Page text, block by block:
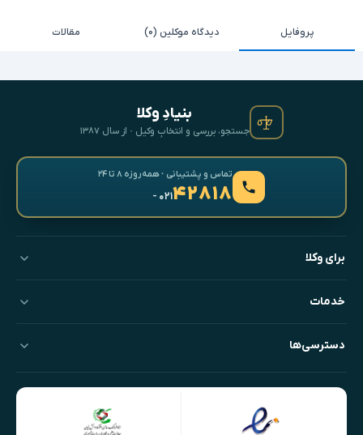
پروفایل دیدگاه موکلین (۰) مقالات
بنیادِ وکلا
جستجو، بررسی و انتخابِ وکیل · از سال ۱۳۸۷
تماس و پشتیبانی · همه‌روزه ۸ تا ۲۴
۴۲۸۱۸- ۰۲۱
برای وکلا
خدمات
دسترسی‌ها